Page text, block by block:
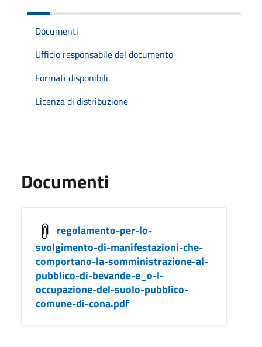
Documenti
Ufficio responsabile del documento
Formati disponibili
Licenza di distribuzione
Documenti
regolamento-per-lo-
svolgimento-di-manifestazioni-che-
comportano-la-somministrazione-al-
pubblico-di-bevande-e_o-l-
occupazione-del-suolo-pubblico-
comune-di-cona.pdf